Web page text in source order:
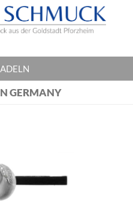
GERMANY